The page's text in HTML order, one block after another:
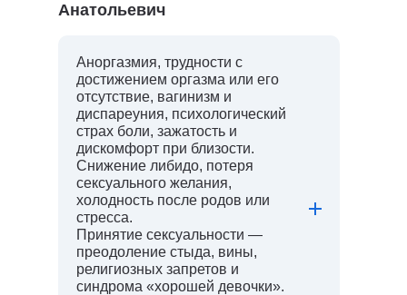
Анатольевич
Аноргазмия, трудности с
достижением оргазма или его
отсутствие, вагинизм и
диспареуния, психологический
страх боли, зажатость и
дискомфорт при близости.
Снижение либидо, потеря
сексуального желания,
холодность после родов или
стресса.
Принятие сексуальности —
преодоление стыда, вины,
религиозных запретов и
синдрома «хорошей девочки».